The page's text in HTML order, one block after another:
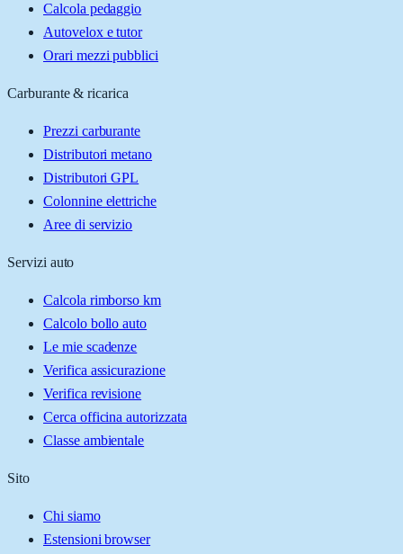
Calcola pedaggio
Autovelox e tutor
Orari mezzi pubblici
Carburante & ricarica
Prezzi carburante
Distributori metano
Distributori GPL
Colonnine elettriche
Aree di servizio
Servizi auto
Calcola rimborso km
Calcolo bollo auto
Le mie scadenze
Verifica assicurazione
Verifica revisione
Cerca officina autorizzata
Classe ambientale
Sito
Chi siamo
Estensioni browser